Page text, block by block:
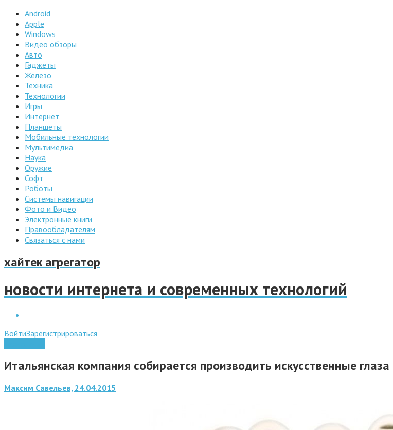
Android
Apple
Windows
Видео обзоры
Авто
Гаджеты
Железо
Техника
Технологии
Игры
Интернет
Планшеты
Мобильные технологии
Мультимедиа
Наука
Оружие
Софт
Роботы
Системы навигации
Фото и Видео
Электронные книги
Правообладателям
Связаться с нами
хайтек агрегатор
новости интернета и современных технологий
ВойтиЗарегистрироваться
Итальянская компания собирается производить искусственные глаза
Максим Савельев, 24.04.2015